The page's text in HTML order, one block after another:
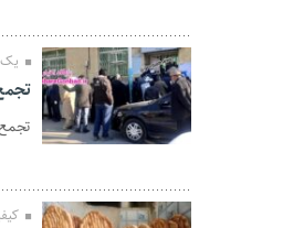
09 دی 1399
یک